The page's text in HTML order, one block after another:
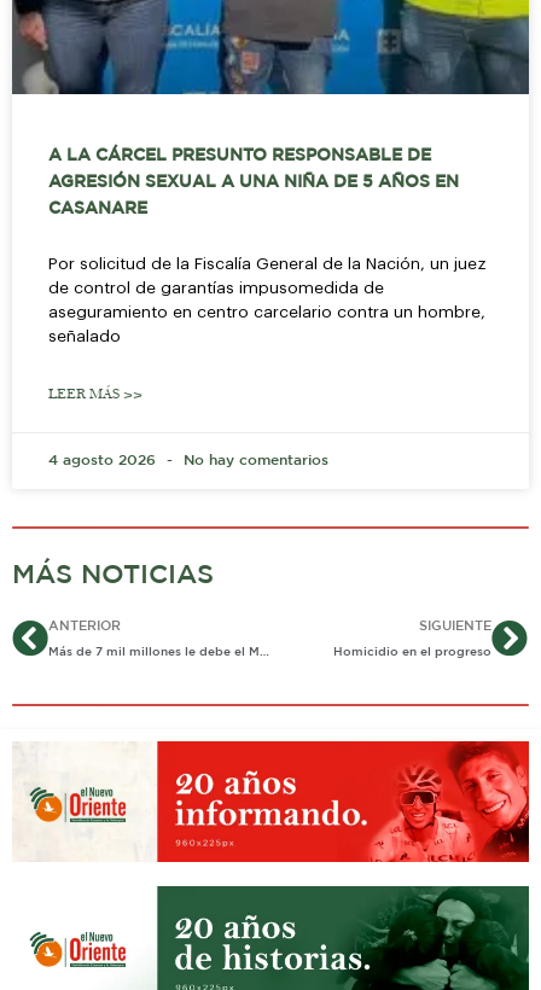
A LA CÁRCEL PRESUNTO RESPONSABLE DE
AGRESIÓN SEXUAL A UNA NIÑA DE 5 AÑOS EN
CASANARE
Por solicitud de la Fiscalía General de la Nación, un juez
de control de garantías impusomedida de
aseguramiento en centro carcelario contra un hombre,
señalado
LEER MÁS >>
4 agosto 2026 No hay comentarios
MÁS NOTICIAS
AntANTERIOR SIGUIENTE
Homicidio en el progreso